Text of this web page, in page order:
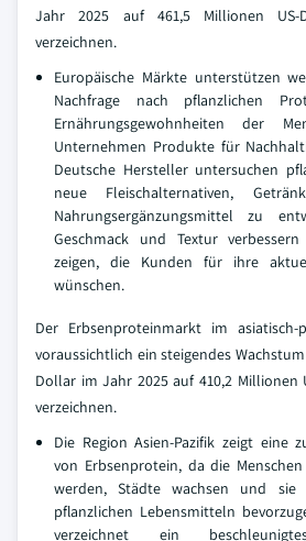
Jahr 2025 auf 461,5 Millionen
verzeichnen.
Europäische Märkte unterstützen
Nachfrage nach pflanzlichen
Ernährungsgewohnheiten der
Unternehmen Produkte für
Deutsche Hersteller untersuchen
neue Fleischalternativen,
Nahrungsergänzungsmittel zu
Geschmack und Textur
zeigen, die Kunden für ihre
wünschen.
Der Erbsenproteinmarkt im asiatisch-
voraussichtlich ein steigendes
Dollar im Jahr 2025 auf 410,2 Millionen
verzeichnen.
Die Region Asien-Pazifik zeigt eine
von Erbsenprotein, da die
werden, Städte wachsen und sie
pflanzlichen Lebensmitteln
verzeichnet ein